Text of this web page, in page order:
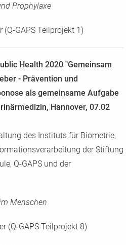
Prophylaxe
(Q-GAPS Teilprojekt 1)
Health 2020 "Gemeinsam
- Prävention und
als gemeinsame Aufgabe
Hannover, 07.02
des Instituts für Biometrie,
der Stiftung
Q-GAPS und der
Menschen
(Q-GAPS Teilprojekt 8)